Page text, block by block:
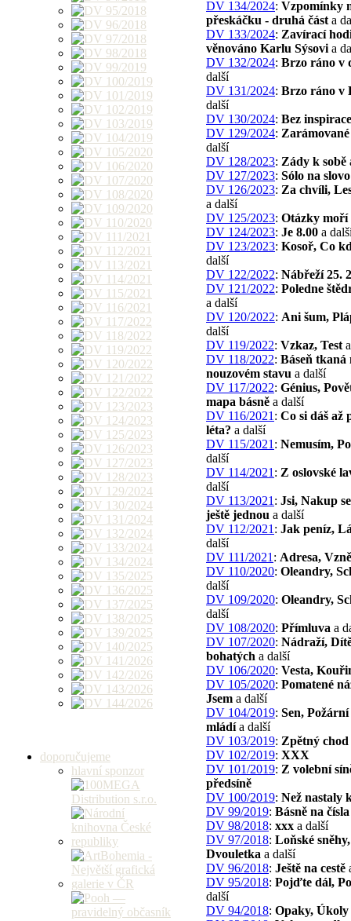
doporučujeme
hlavní sponzor
DV 134/2024: Vzpomínky
přeskáčku - druhá část a
DV 133/2024: Zavírací
věnováno Karlu Sýsovi a
DV 132/2024: Brzo ráno v
další
DV 131/2024: Brzo ráno v
další
DV 130/2024: Bez inspirace
DV 129/2024:
další
DV 128/2023: Zády k sobě
DV 127/2023: Sólo na slovo
DV 126/2023: Za chvíli,
a další
DV 125/2023: Otázky moří
DV 124/2023: Je 8.00 a
DV 123/2023: Kosoř, Co
další
DV 122/2022: Nábřeží 25.
DV 121/2022: Poledne
a další
DV 120/2022: Ani šum,
další
DV 119/2022: Vzkaz, Test
DV 118/2022: Báseň tkaná
nouzovém stavu a další
DV 117/2022: Génius,
mapa básně a další
DV 116/2021 : Co si dáš až
léta? a další
DV 115/2021 : Nemusím,
další
DV 114/2021 : Z oslovské
další
DV 113/2021 : Jsi, Nakup
ještě jednou a další
DV 112/2021 : Jak peníz,
další
DV 111/2021 : Adresa,
DV 110/2020: Oleandry,
další
DV 109/2020: Oleandry,
další
DV 108/2020: Přímluva a
DV 107/2020: Nádraží,
bohatých a další
DV 106/2020: Vesta,
DV 105/2020: Pomatené
Jsem a další
DV 104/2019: Sen,
mládía další
DV 103/2019: Zpětný chod
DV 102/2019: XXX
DV 101/2019: Z volební
předsíně
DV 100/2019: Než nastaly
DV 99/2019: Básně na čísla
DV 98/2018: xxx a další
DV 97/2018: Loňské sněhy,
Dvouletka a další
DV 96/2018: Ještě na cestě
DV 95/2018: Pojďte dál,
další
DV 94/2018: Opaky, Úkoly